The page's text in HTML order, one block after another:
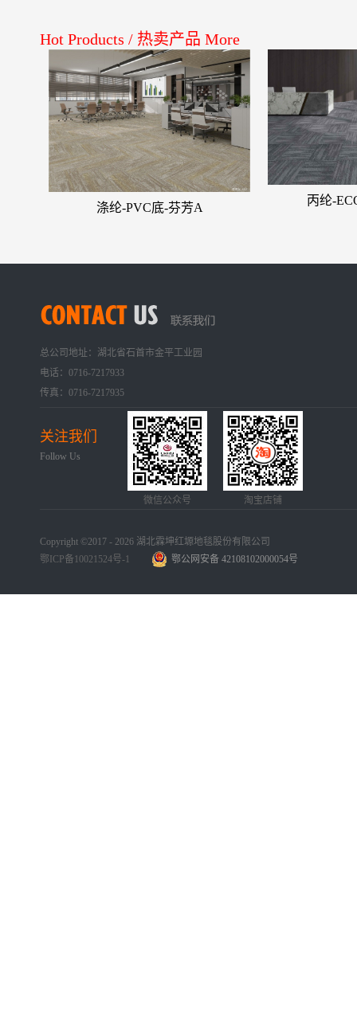
Hot Products / 热卖产品 More
涤纶-PVC底-芬芳A 丙纶-
Copyright ©2017 - 2026 湖北霖坤红塬地毯股份有限公司
鄂ICP备10021524号-1
总公司地址：湖北省石首市金平工业园
电话：0716-7217933
传真：0716-7217935
鄂公网安备 42108102000054号
关注我们
Follow Us
微信公众号 淘宝店铺